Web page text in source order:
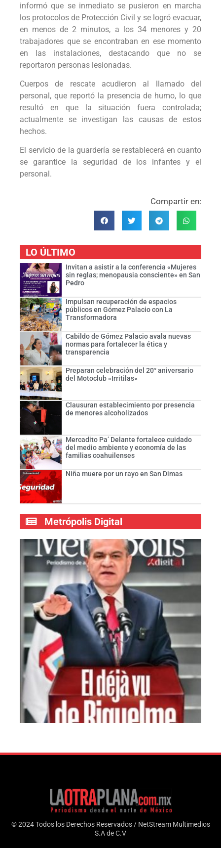
informó que se inmediato se pusieron en marcha
los protocolos de Protección Civil y se logró evacuar,
en menos de 2 minutos, a los 34 menores y 20
trabajadores que se encontraban en ese momento
en las instalaciones, destacando que no se
reportaron personas lesionadas.
Cuerpos de rescate acudieron al llamado del
personal, que reportó la presencia de humo, lo que
resultó en que la situación fuera controlada;
actualmente se investigan las causas de estos
hechos.
El servicio de la guardería se restablecerá en cuanto
se garantice la seguridad de los infantes y el
personal.
Compartir en:
LO ÚLTIMO
Invitan a asistir a la conferencia «Mujeres
sin reglas; menopausia consciente» en San
Pedro
Impulsan recuperación de espacios
públicos en Gómez Palacio con La
Transformadora
Cabildo de Gómez Palacio avala nuevas
normas para fortalecer la ética y
transparencia
Preparan celebración del 20° aniversario
del Motoclub «Irritilas»
Clausuran establecimiento por presencia
de menores alcoholizados
Mercadito Pa’ Delante fortalece cuidado
del medio ambiente y economía de las
familias coahuilenses
Niña muere por un rayo en San Dimas
Metrópolis Digital
© 2024 Todos los Derechos Reservados / NetStream Multimedios
S.A de C.V